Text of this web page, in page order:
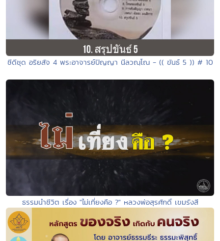
ซีดีชุด อริยสัจ 4 พระอาจารย์ปัญญา นีลวณฺโณ - (( ขันธ์ 5 )) # 10
ธรรมนำชีวิต เรื่อง "ไม่เที่ยงคือ ?" หลวงพ่อสุรศักดิ์ เขมรังสี